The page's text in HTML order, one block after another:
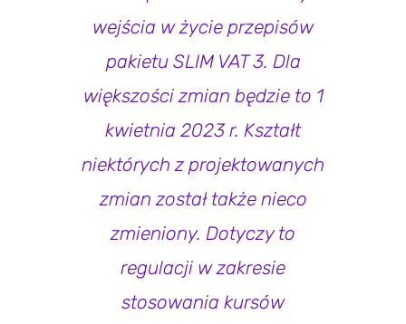
wejścia w życie przepisów
pakietu SLIM VAT 3. Dla
większości zmian będzie to 1
kwietnia 2023 r. Kształt
niektórych z projektowanych
zmian został także nieco
zmieniony. Dotyczy to
regulacji w zakresie
stosowania kursów